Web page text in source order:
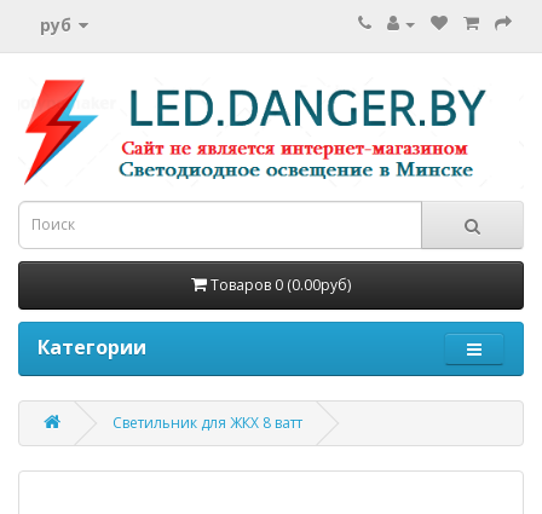
руб
Товаров 0 (0.00руб)
Категории
Светильник для ЖКХ 8 ватт